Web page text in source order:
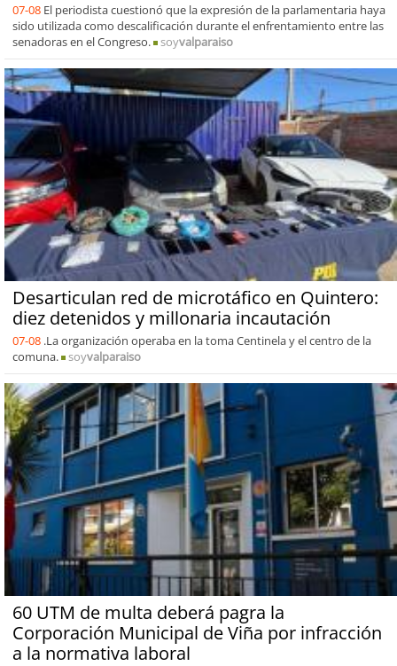
07-08 El periodista cuestionó que la expresión de la parlamentaria haya
sido utilizada como descalificación durante el enfrentamiento entre las
senadoras en el Congreso.
soyvalparaiso
Desarticulan red de microtáfico en Quintero:
diez detenidos y millonaria incautación
07-08 .La organización operaba en la toma Centinela y el centro de la
comuna.
soyvalparaiso
60 UTM de multa deberá pagra la
Corporación Municipal de Viña por infracción
a la normativa laboral